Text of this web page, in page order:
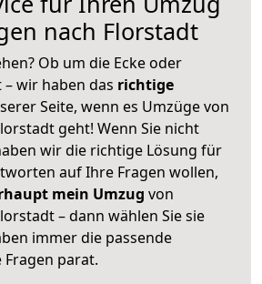
nach Florstadt
Ob um die Ecke oder
wir haben das richtige
Seite, wenn es Umzüge von
geht! Wenn Sie nicht
wir die richtige Lösung für
auf Ihre Fragen wollen,
mein Umzug von
– dann wählen Sie sie
immer die passende
parat.